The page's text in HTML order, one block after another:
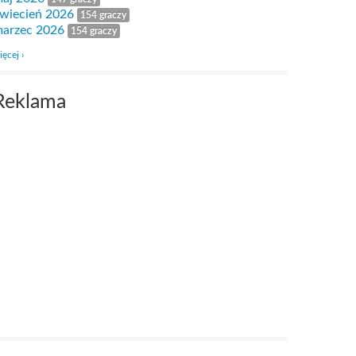
2026 154 graczy
2026 154 graczy
›